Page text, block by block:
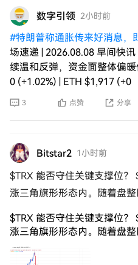
数字引领 2小时前
#特朗普称通胀传来好消息，
场速递 | 2026.08.08 早间快
续温和反弹，资金面整体偏
0 (+1.02%) | ETH $1,917 (+0
3 点赞 分享
Bitstar2 1小时前
$TRX 能否守住关键支撑位？
涨三角旗形形态内。随着盘整
$TRX 能否守住关键支撑位？ $TRX 维持在近几周形成的看
涨三角旗形形态内。随着盘
0.323 美元附近的均线支撑位。 与此同时，TRON 的随机
对强弱指数 (Stochastic RSI)